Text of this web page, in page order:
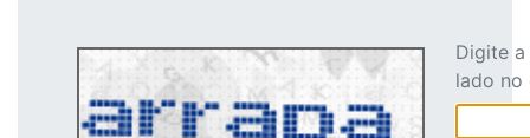
Digite
lado no